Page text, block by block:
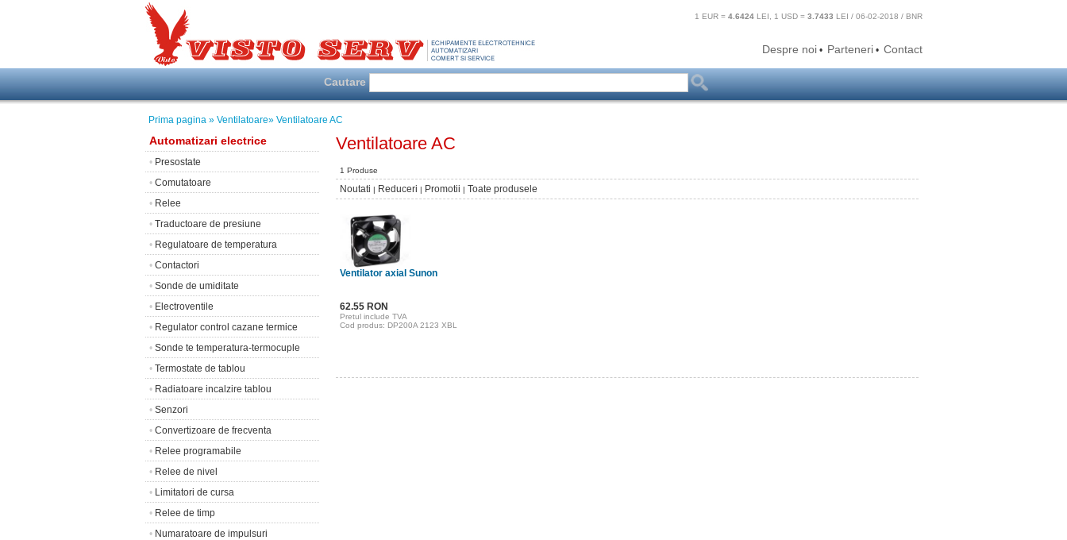
1 EUR = 4.6424 LEI, 1 USD = 3.7433 LEI / 06-02-2018 / BNR
Despre noi • Parteneri • Contact
Cautare
Prima pagina » Ventilatoare» Ventilatoare AC
Automatizari electrice
• Presostate
• Comutatoare
• Relee
• Traductoare de presiune
• Regulatoare de temperatura
• Contactori
• Sonde de umiditate
• Electroventile
• Regulator control cazane termice
• Sonde te temperatura-termocuple
• Termostate de tablou
• Radiatoare incalzire tablou
• Senzori
• Convertizoare de frecventa
• Relee programabile
• Relee de nivel
• Limitatori de cursa
• Relee de timp
• Numaratoare de impulsuri
Ventilatoare AC
1 Produse
Noutati | Reduceri | Promotii | Toate produsele
Ventilator axial Sunon
62.55 RON
Pretul include TVA
Cod produs: DP200A 2123 XBL